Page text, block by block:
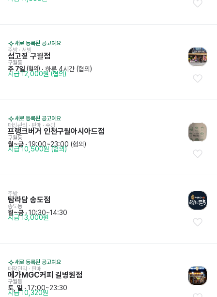
새로 등록된 공고예요
주방 · 서빙
섬고짚 구월점
구월동
주 7일 (협의) · 하루 4시간 (협의)
시급 12,000원 (협의)
새로 등록된 공고예요
매장관리 · 판매 · 주방
프랭크버거 인천구월아시아드점
구월동
월~금 · 19:00~23:00 (협의)
시급 10,500원 (협의)
주방
탐라담 송도점
송도동
월~금 · 10:30~14:30
시급 13,000원
새로 등록된 공고예요
매장관리 · 판매
메가MGC커피 길병원점
구월동
토, 일 · 17:00~23:30
시급 10,320원